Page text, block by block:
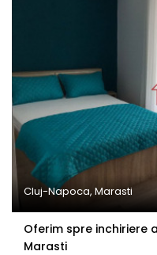
Cluj-Napoca, Marasti
Oferim spre inchiriere
Marasti